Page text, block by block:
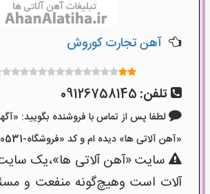
آهن تجارت کوروش
تلفن: 09126758145
لطفا پس از تماس با فروشنده بگویید:
«آهن آلاتی ها» دیده ام و کد «فروشگاه-10531» را اعلام کنید»
سایت «آهن آلاتی ها»،یک
آلات است وهیچ‌گونه منفعت و